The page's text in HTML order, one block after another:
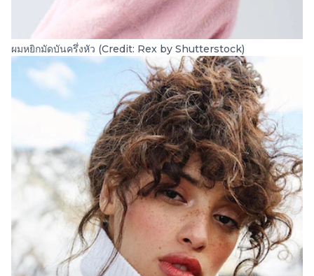
ผมหยิกมัดบันครึ่งหัว (Credit: Rex by Shutterstock)